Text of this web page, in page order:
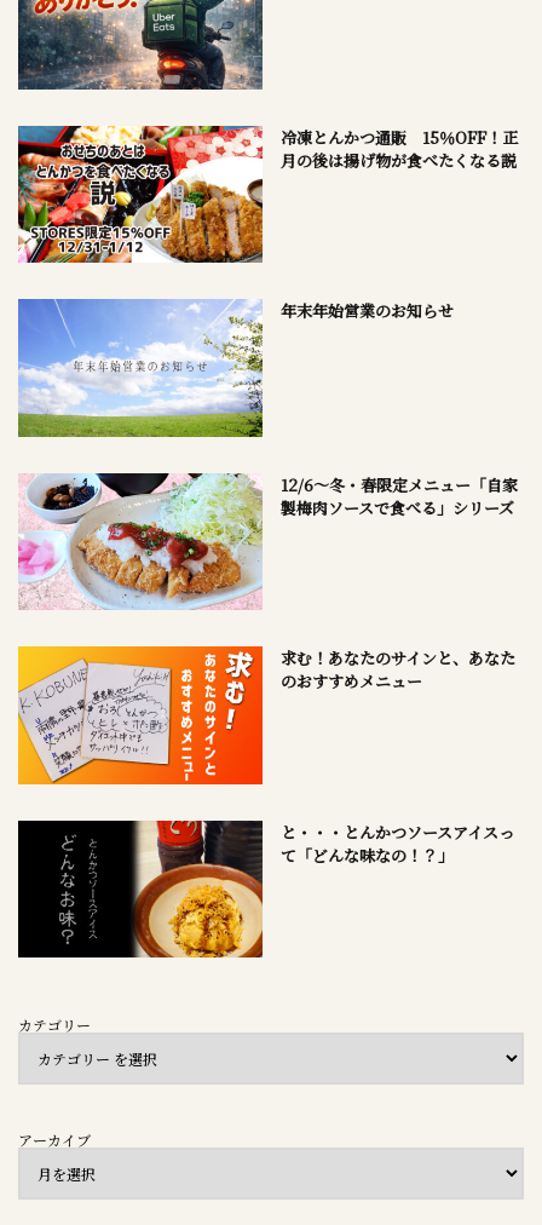
冷凍とんかつ通販 15％OFF！正
月の後は揚げ物が食べたくなる説
年末年始営業のお知らせ
12/6～冬・春限定メニュー「自家
製梅肉ソースで食べる」シリーズ
求む！あなたのサインと、あなた
のおすすめメニュー
と・・・とんかつソースアイスっ
て「どんな味なの！？」
カテゴリー
アーカイブ